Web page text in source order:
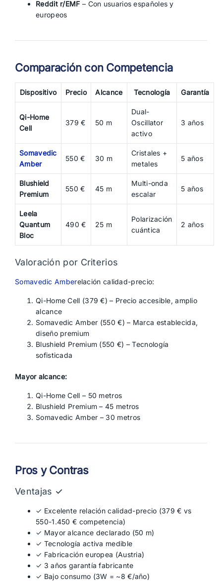
Reddit r/EMF – Con usuarios españoles y
europeos
Comparación con Competencia
Dispositivo Precio Alcance Tecnología Garantía
Qi-Home
Cell
379 € 50 m
Dual-
Oscillator
activo
3 años
Somavedic
Amber
550 € 30 m
Cristales +
metales
5 años
Blushield
Premium
550 € 45 m
Multi-onda
escalar
5 años
Leela
Quantum
Bloc
490 € 25 m
Polarización
cuántica
2 años
Valoración por Criterios
Somavedic Amberelación calidad-precio:
Qi-Home Cell (379 €) – Precio accesible, amplio
alcance
Somavedic Amber (550 €) – Marca establecida,
diseño premium
Blushield Premium (550 €) – Tecnología
sofisticada
Mayor alcance:
Qi-Home Cell – 50 metros
Blushield Premium – 45 metros
Somavedic Amber – 30 metros
Pros y Contras
Ventajas ✓
✓ Excelente relación calidad-precio (379 € vs
550-1.450 € competencia)
✓ Mayor alcance declarado (50 m)
✓ Tecnología activa medible
✓ Fabricación europea (Austria)
✓ 3 años garantía fabricante
✓ Bajo consumo (3W = ~8 €/año)